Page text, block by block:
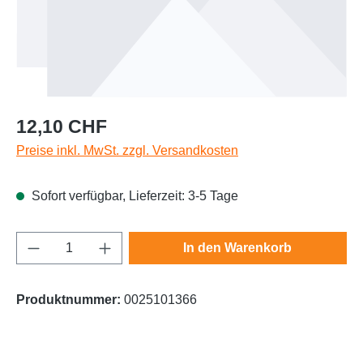
Regulärer Preis:
12,10 CHF
Preise inkl. MwSt. zzgl. Versandkosten
Sofort verfügbar, Lieferzeit: 3-5 Tage
Produkt Anzahl: Gib den gewünschten
In den Warenkorb
Produktnummer: 0025101366